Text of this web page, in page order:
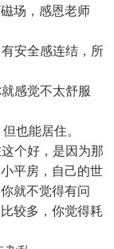
场，感恩老师
安全感连结，所
感觉不太舒服
也能居住。
个好，是因为那
平房，自己的世
就不觉得有问
较多，你觉得耗